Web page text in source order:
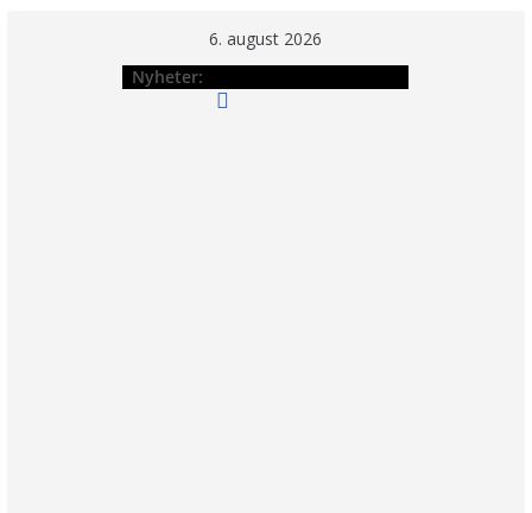
6. august 2026
Nyheter: